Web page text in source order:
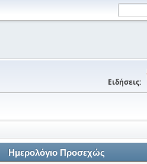
Ειδήσεις:
Ημερολόγιο Προσεχώς